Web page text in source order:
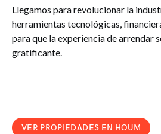
Llegamos para revolucionar la
herramientas tecnológicas,
para que la experiencia de arrendar
gratificante.
VER PROPIEDADES EN HOUM